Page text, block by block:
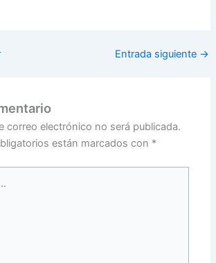
Entrada siguiente →
correo electrónico no será publicada.
están marcados con *